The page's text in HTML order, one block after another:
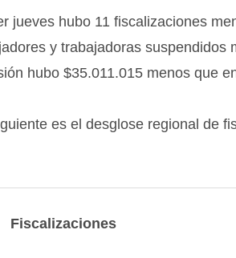
jueves hubo 11 fiscalizaciones
y trabajadoras suspendidos
hubo $35.011.015 menos que
es el desglose regional de
Fiscalizaciones